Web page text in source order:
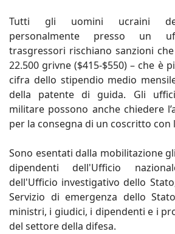
Tutti gli uomini ucraini
personalmente presso un
trasgressori rischiano sanzioni
22.500 grivne ($415-$550) – che è
cifra dello stipendio medio
della patente di guida. Gli
militare possono anche chiedere
per la consegna di un coscritto con
Sono esentati dalla mobilitazione
dipendenti dell'Ufficio
dell'Ufficio investigativo dello
Servizio di emergenza dello
ministri, i giudici, i dipendenti e i
del settore della difesa.